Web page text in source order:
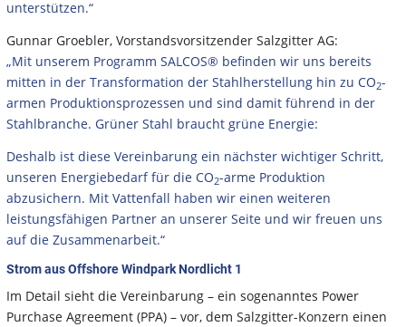
unterstützen.“
Gunnar Groebler, Vorstandsvorsitzender Salzgitter AG:
„Mit unserem Programm SALCOS® befinden wir uns bereits
mitten in der Transformation der Stahlherstellung hin zu CO2-
armen Produktionsprozessen und sind damit führend in der
Stahlbranche. Grüner Stahl braucht grüne Energie:
Deshalb ist diese Vereinbarung ein nächster wichtiger Schritt,
unseren Energiebedarf für die CO2-arme Produktion
abzusichern. Mit Vattenfall haben wir einen weiteren
leistungsfähigen Partner an unserer Seite und wir freuen uns
auf die Zusammenarbeit.“
Strom aus Offshore Windpark Nordlicht 1
Im Detail sieht die Vereinbarung – ein sogenanntes Power
Purchase Agreement (PPA) – vor, dem Salzgitter-Konzern einen